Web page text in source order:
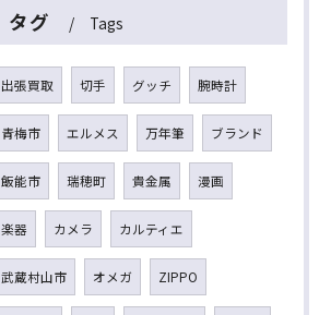
タグ Tags
出張買取 切手 グッチ 腕時計
青梅市 エルメス 万年筆 ブランド
飯能市 瑞穂町 貴金属 漫画
楽器 カメラ カルティエ
武蔵村山市 オメガ ZIPPO